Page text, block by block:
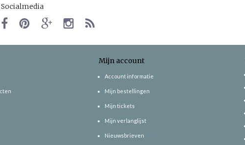
Socialmedia
Mijn account
Account informatie
Mijn bestellingen
Mijn tickets
Mijn verlanglijst
Nieuwsbrieven